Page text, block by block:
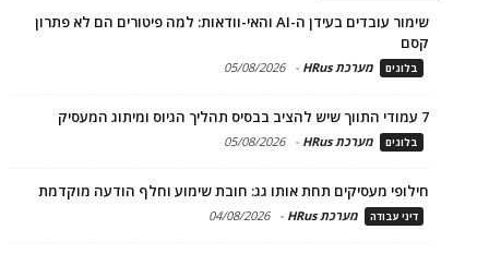
שימור עובדים בעידן ה-AI והאי-וודאות: למה פיטורים הם לא פתרון
קסם
בלוגים מערכת HRus -
05/08/2026
7 עמודי התווך שיש להציב בבסיס תהליך הגיוס ומיתוג המעסיק
בלוגים מערכת HRus -
05/08/2026
חילופי מעסיקים תחת אותו גג: חובת שימוע וחלף הודעה מוקדמת
דיני עבודה מערכת HRus -
04/08/2026